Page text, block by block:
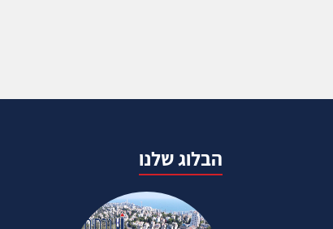
הבלוג שלנו